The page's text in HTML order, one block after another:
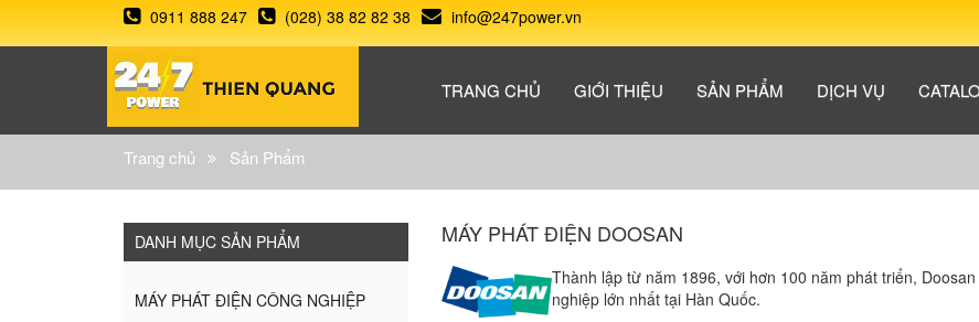
0911 888 247 (028) 38 82 82 38 info@247power.vn
TRANG CHỦ GIỚI THIỆU SẢN PHẨM DỊCH VỤ
Trang chủ Sản Phẩm
MÁY PHÁT ĐIỆN DOOSAN
Thành lập từ năm 1896, với hơn 100 năm phát triển,
nghiệp lớn nhất tại Hàn Quốc.
DANH MỤC SẢN PHẨM
MÁY PHÁT ĐIỆN CÔNG NGHIỆP